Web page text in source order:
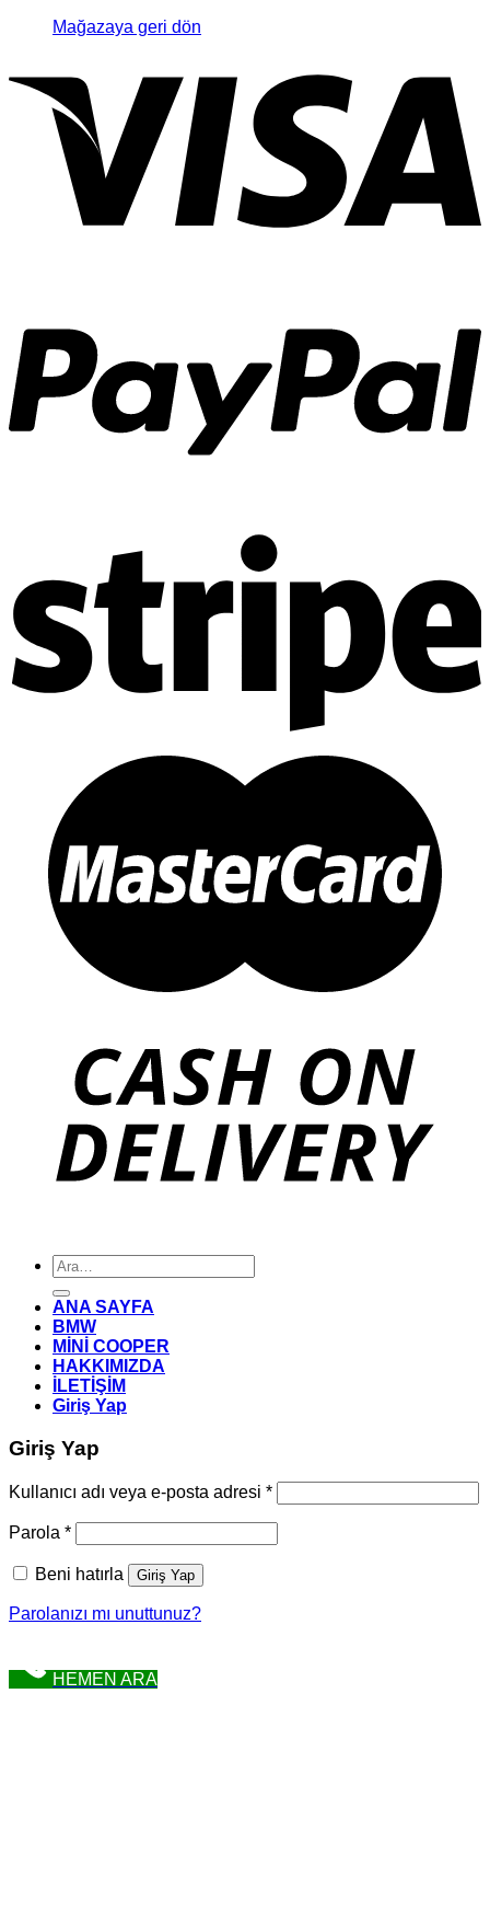
Mağazaya geri dön
Ara:
ANA SAYFA
BMW
MİNİ COOPER
HAKKIMIZDA
İLETİŞİM
Giriş Yap
Giriş Yap
Kullanıcı adı veya e-posta adresi *Gerekli
Parola *Gerekli
Beni hatırla Giriş Yap
Parolanızı mı unuttunuz?
HEMEN ARA